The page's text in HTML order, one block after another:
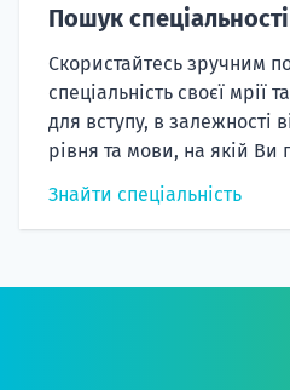
Пошук спеціальності
Скористайтесь зручним
спеціальність своєї мрії
для вступу, в залежності
рівня та мови, на якій Ви
Знайти спеціальність